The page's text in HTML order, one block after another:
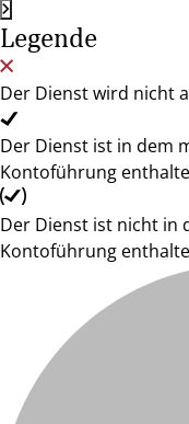
Legende
Der Dienst wird nicht
Der Dienst ist in dem
Kontoführung
Der Dienst ist nicht in
Kontoführung